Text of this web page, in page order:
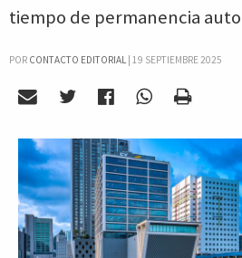
tiempo de permanencia
POR CONTACTO EDITORIAL| 19 SEPTIEMBRE 2025